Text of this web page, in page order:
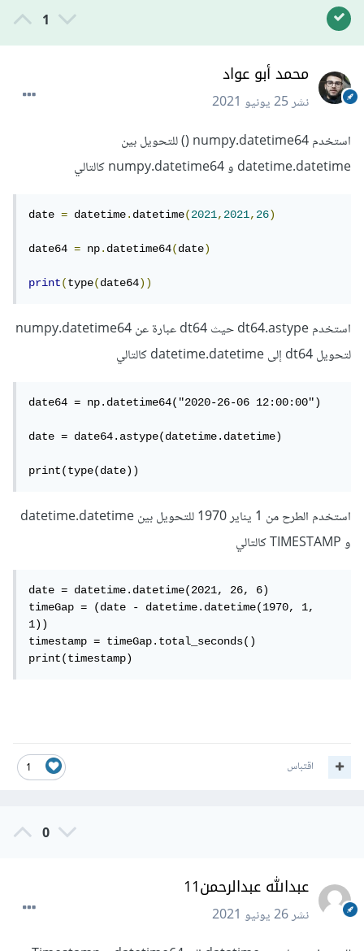
1
محمد أبو عواد
نشر25 يونيو 2021
استخدم numpy.datetime64 () للتحويل بين
datetime.datetime و numpy.datetime64 كالتالي
date = datetime.datetime(2021,2021,26)
date64 = np.datetime64(date)
print(type(date64))
استخدم dt64.astype حيث dt64 عبارة عن numpy.datetime64
لتحويل dt64 إلى datetime.datetime كالتالي
date64 = np.datetime64("2020-26-06 12:00:00")
date = date64.astype(datetime.datetime)
print(type(date))
استخدم الطرح من 1 يناير 1970 للتحويل بين datetime.datetime
و TIMESTAMP كالتالي
date = datetime.datetime(2021, 26, 6)
timeGap = (date - datetime.datetime(1970, 1,
1))
timestamp = timeGap.total_seconds()
print(timestamp)
1 اقتباس
0
عبدالله عبدالرحمن11
نشر26 يونيو 2021